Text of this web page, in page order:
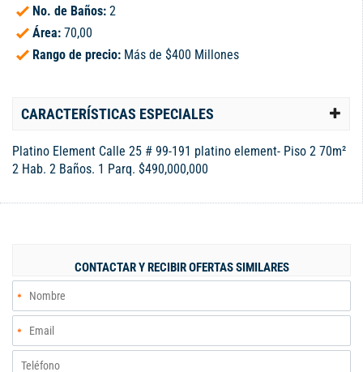
No. de Baños: 2
Área: 70,00
Rango de precio: Más de $400 Millones
CARACTERÍSTICAS ESPECIALES
Platino Element Calle 25 # 99-191 platino element- Piso 2 70m²
2 Hab. 2 Baños. 1 Parq. $490,000,000
CONTACTAR Y RECIBIR OFERTAS SIMILARES